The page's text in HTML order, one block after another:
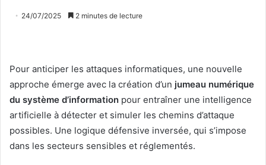
24/07/2025 2 minutes de lecture
Pour anticiper les attaques informatiques, une nouvelle
approche émerge avec la création d’un jumeau numérique
du système d’information pour entraîner une intelligence
artificielle à détecter et simuler les chemins d’attaque
possibles. Une logique défensive inversée, qui s’impose
dans les secteurs sensibles et réglementés.